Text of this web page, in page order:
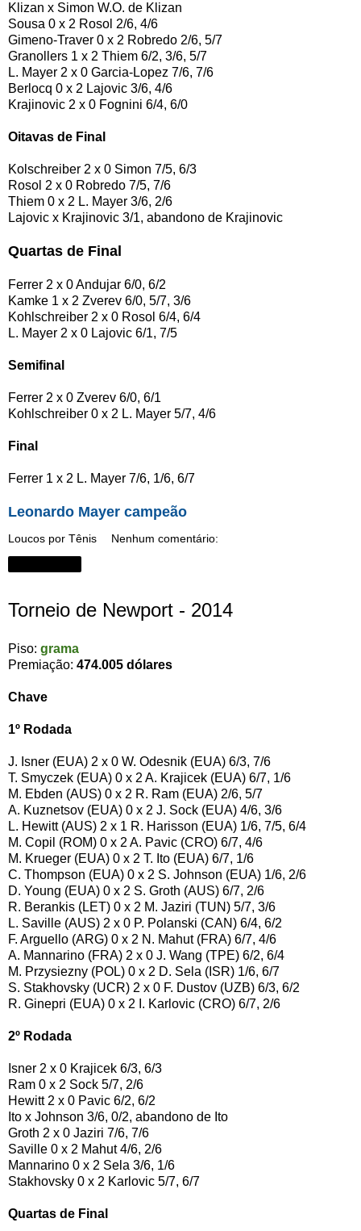
Klizan x Simon W.O. de Klizan
Sousa 0 x 2 Rosol 2/6, 4/6
Gimeno-Traver 0 x 2 Robredo 2/6, 5/7
Granollers 1 x 2 Thiem 6/2, 3/6, 5/7
L. Mayer 2 x 0 Garcia-Lopez 7/6, 7/6
Berlocq 0 x 2 Lajovic 3/6, 4/6
Krajinovic 2 x 0 Fognini 6/4, 6/0
Oitavas de Final
Kolschreiber 2 x 0 Simon 7/5, 6/3
Rosol 2 x 0 Robredo 7/5, 7/6
Thiem 0 x 2 L. Mayer 3/6, 2/6
Lajovic x Krajinovic 3/1, abandono de Krajinovic
Quartas de Final
Ferrer 2 x 0 Andujar 6/0, 6/2
Kamke 1 x 2 Zverev 6/0, 5/7, 3/6
Kohlschreiber 2 x 0 Rosol 6/4, 6/4
L. Mayer 2 x 0 Lajovic 6/1, 7/5
Semifinal
Ferrer 2 x 0 Zverev 6/0, 6/1
Kohlschreiber 0 x 2 L. Mayer 5/7, 4/6
Final
Ferrer 1 x 2 L. Mayer 7/6, 1/6, 6/7
Leonardo Mayer campeão
Loucos por Tênis Nenhum comentário:
Torneio de Newport - 2014
Piso: grama
Premiação: 474.005 dólares
Chave
1º Rodada
J. Isner (EUA) 2 x 0 W. Odesnik (EUA) 6/3, 7/6
T. Smyczek (EUA) 0 x 2 A. Krajicek (EUA) 6/7, 1/6
M. Ebden (AUS) 0 x 2 R. Ram (EUA) 2/6, 5/7
A. Kuznetsov (EUA) 0 x 2 J. Sock (EUA) 4/6, 3/6
L. Hewitt (AUS) 2 x 1 R. Harisson (EUA) 1/6, 7/5, 6/4
M. Copil (ROM) 0 x 2 A. Pavic (CRO) 6/7, 4/6
M. Krueger (EUA) 0 x 2 T. Ito (EUA) 6/7, 1/6
C. Thompson (EUA) 0 x 2 S. Johnson (EUA) 1/6, 2/6
D. Young (EUA) 0 x 2 S. Groth (AUS) 6/7, 2/6
R. Berankis (LET) 0 x 2 M. Jaziri (TUN) 5/7, 3/6
L. Saville (AUS) 2 x 0 P. Polanski (CAN) 6/4, 6/2
F. Arguello (ARG) 0 x 2 N. Mahut (FRA) 6/7, 4/6
A. Mannarino (FRA) 2 x 0 J. Wang (TPE) 6/2, 6/4
M. Przysiezny (POL) 0 x 2 D. Sela (ISR) 1/6, 6/7
S. Stakhovsky (UCR) 2 x 0 F. Dustov (UZB) 6/3, 6/2
R. Ginepri (EUA) 0 x 2 I. Karlovic (CRO) 6/7, 2/6
2º Rodada
Isner 2 x 0 Krajicek 6/3, 6/3
Ram 0 x 2 Sock 5/7, 2/6
Hewitt 2 x 0 Pavic 6/2, 6/2
Ito x Johnson 3/6, 0/2, abandono de Ito
Groth 2 x 0 Jaziri 7/6, 7/6
Saville 0 x 2 Mahut 4/6, 2/6
Mannarino 0 x 2 Sela 3/6, 1/6
Stakhovsky 0 x 2 Karlovic 5/7, 6/7
Quartas de Final